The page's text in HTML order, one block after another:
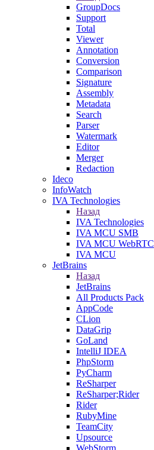
GroupDocs
Support
Total
Viewer
Annotation
Conversion
Comparison
Signature
Assembly
Metadata
Search
Parser
Watermark
Editor
Merger
Redaction
Ideco
InfoWatch
IVA Technologies
Назад
IVA Technologies
IVA MCU SMB
IVA MCU WebRTC
IVA MCU
JetBrains
Назад
JetBrains
All Products Pack
AppCode
CLion
DataGrip
GoLand
IntelliJ IDEA
PhpStorm
PyCharm
ReSharper
ReSharper;Rider
Rider
RubyMine
TeamCity
Upsource
WebStorm